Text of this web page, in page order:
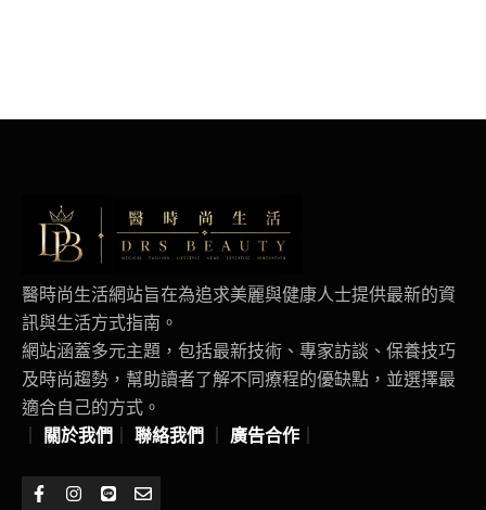
醫時尚生活網站旨在為追求美麗與健康人士提供最新的資
訊與生活方式指南。
網站涵蓋多元主題，包括最新技術、專家訪談、保養技巧
及時尚趨勢，幫助讀者了解不同療程的優缺點，並選擇最
適合自己的方式。
關於我們 聯絡我們 廣告合作